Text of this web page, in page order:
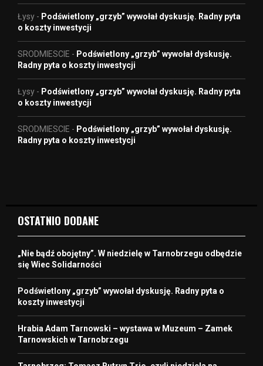
Łysy - Podświetlony „grzyb” wywołał dyskusję. Radny pyta
o koszty inwestycji
SRODMIESCIE - Podświetlony „grzyb” wywołał dyskusję.
Radny pyta o koszty inwestycji
Łysy - Podświetlony „grzyb” wywołał dyskusję. Radny pyta
o koszty inwestycji
SRODMIESCIE - Podświetlony „grzyb” wywołał dyskusję.
Radny pyta o koszty inwestycji
OSTATNIO DODANE
„Nie bądź obojętny”. W niedzielę w Tarnobrzegu odbędzie
się Wiec Solidarności
Podświetlony „grzyb” wywołał dyskusję. Radny pyta o
koszty inwestycji
Hrabia Adam Tarnowski – wystawa w Muzeum – Zamek
Tarnowskich w Tarnobrzegu